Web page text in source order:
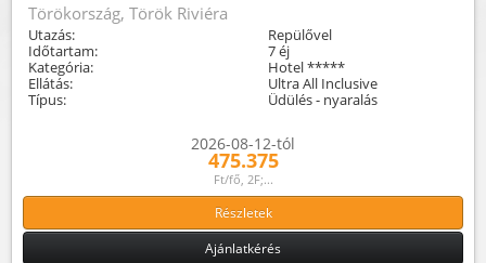
Törökország, Török Riviéra
Utazás:
Repülővel
Időtartam:
7 éj
Kategória:
Hotel *****
Ellátás:
Ultra All Inclusive
Típus:
Üdülés - nyaralás
2026-08-12-tól
475.375
Ft/fő, 2F;...
Részletek
Ajánlatkérés